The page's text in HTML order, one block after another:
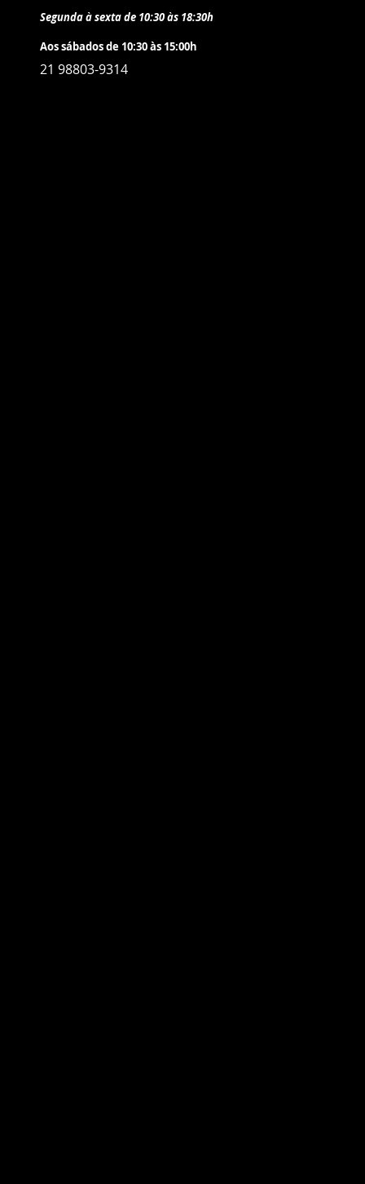
Segunda à sexta de 10:30 às 18:30h
Aos sábados de 10:30 às 15:00h
21 98803-9314